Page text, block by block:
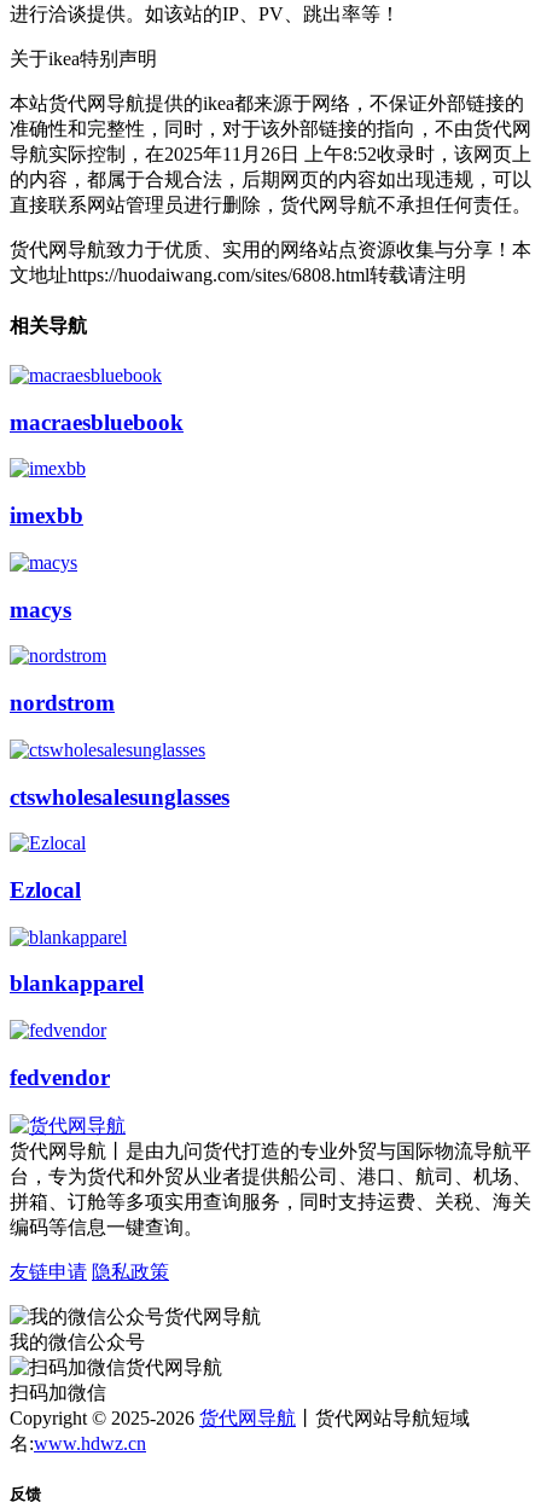
进行洽谈提供。如该站的IP、PV、跳出率等！
关于ikea特别声明
本站货代网导航提供的ikea都来源于网络，不保证外部链接的
准确性和完整性，同时，对于该外部链接的指向，不由货代网
导航实际控制，在2025年11月26日 上午8:52收录时，该网页上
的内容，都属于合规合法，后期网页的内容如出现违规，可以
直接联系网站管理员进行删除，货代网导航不承担任何责任。
货代网导航致力于优质、实用的网络站点资源收集与分享！ 本
文地址https://huodaiwang.com/sites/6808.html转载请注明
相关导航
macraesbluebook
imexbb
macys
nordstrom
ctswholesalesunglasses
Ezlocal
blankapparel
fedvendor
货代网导航丨是由九问货代打造的专业外贸与国际物流导航平
台，专为货代和外贸从业者提供船公司、港口、航司、机场、
拼箱、订舱等多项实用查询服务，同时支持运费、关税、海关
编码等信息一键查询。
友链申请 隐私政策
我的微信公众号
扫码加微信
Copyright © 2025-2026 货代网导航 丨货代网站导航短域
名:www.hdwz.cn
反馈